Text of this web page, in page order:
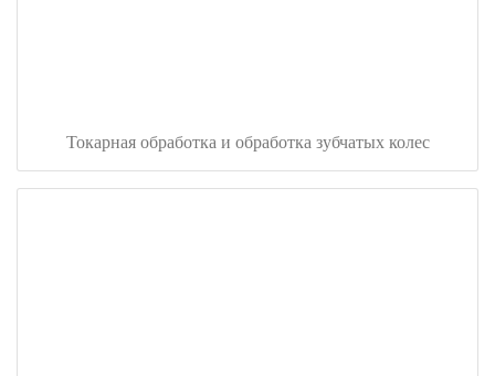
Токарная обработка и обработка зубчатых колес